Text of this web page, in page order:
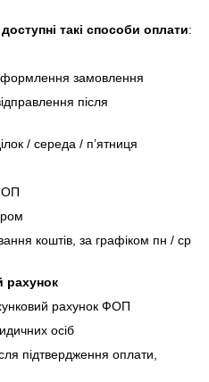
такі способи оплати:
замовлення
після
/ середа / п’ятниця
коштів, за графіком пн / ср
рахунок
рахунок ФОП
осіб
підтвердження оплати,